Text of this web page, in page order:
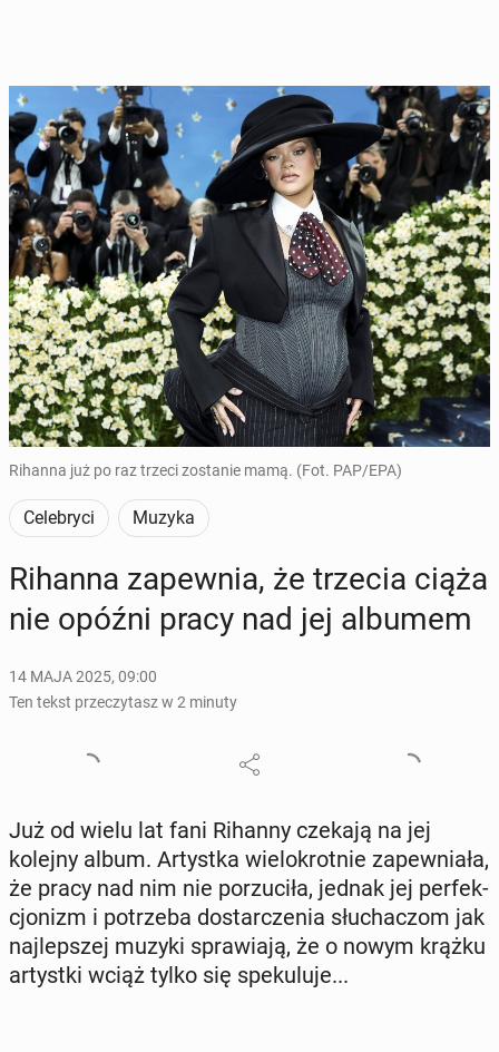
Rihanna już po raz trzeci zostanie mamą. (Fot. PAP/EPA)
Celebryci Muzyka
Rihanna za­pew­nia, że trzecia ciąża
nie opóźni pracy nad jej albumem
14 MAJA 2025, 09:00
Ten tekst przeczytasz w 2 minuty
Już od wielu lat fani Rihanny czekają na jej
kolejny album. Ar­tyst­ka wie­lo­krot­nie za­pew­nia­ła,
że pracy nad nim nie po­rzu­ci­ła, jednak jej per­fek­
cjo­nizm i po­trze­ba do­star­cze­nia słu­cha­czom jak
naj­lep­szej muzyki spra­wia­ją, że o nowym krążku
ar­tyst­ki wciąż tylko się spe­ku­lu­je...